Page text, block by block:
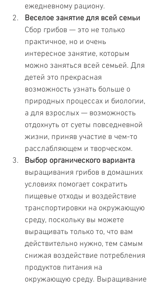
ежедневному рациону.
Веселое занятие для всей семьи
Сбор грибов — это не только
практичное, но и очень
интересное занятие, которым
можно заняться всей семьей. Для
детей это прекрасная
возможность узнать больше о
природных процессах и биологии,
а для взрослых — возможность
отдохнуть от суеты повседневной
жизни, приняв участие в чем-то
расслабляющем и творческом.
Выбор органического варианта
выращивания грибов в домашних
условиях помогает сократить
пищевые отходы и воздействие
транспортировки на окружающую
среду, поскольку вы можете
выращивать только то, что вам
действительно нужно, тем самым
снижая воздействие потребления
продуктов питания на
окружающую среду. Выращивание